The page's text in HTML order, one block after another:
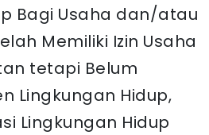
Bagi Usaha dan/atau
Memiliki Izin Usaha
tetapi Belum
Lingkungan Hidup,
Lingkungan Hidup